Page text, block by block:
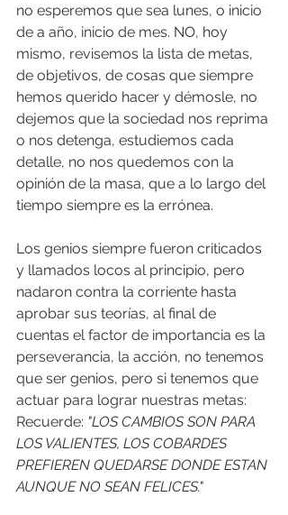
no esperemos que sea lunes, o inicio
de a año, inicio de mes. NO, hoy
mismo, revisemos la lista de metas,
de objetivos, de cosas que siempre
hemos querido hacer y démosle, no
dejemos que la sociedad nos reprima
o nos detenga, estudiemos cada
detalle, no nos quedemos con la
opinión de la masa, que a lo largo del
tiempo siempre es la errónea.
Los genios siempre fueron criticados
y llamados locos al principio, pero
nadaron contra la corriente hasta
aprobar sus teorías, al final de
cuentas el factor de importancia es la
perseverancia, la acción, no tenemos
que ser genios, pero si tenemos que
actuar para lograr nuestras metas:
Recuerde: "LOS CAMBIOS SON PARA
LOS VALIENTES, LOS COBARDES
PREFIEREN QUEDARSE DONDE ESTAN
AUNQUE NO SEAN FELICES."